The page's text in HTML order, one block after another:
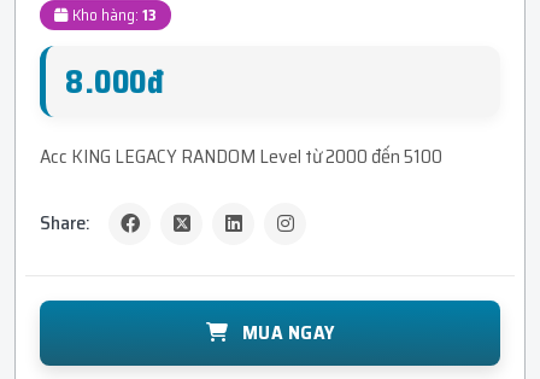
Kho hàng:13
8.000đ
Acc KING LEGACY RANDOM Level từ 2000 đến 5100
Share:
MUA NGAY